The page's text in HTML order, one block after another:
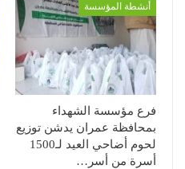
أنشطة المؤسسة
فرع مؤسسة الشهداء
بمحافظة عمران يدشن توزيع
لحوم أضاحي العيد لـ1500
أسرة من أسر…